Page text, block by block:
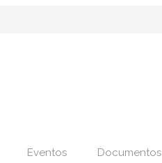
Eventos Documentos